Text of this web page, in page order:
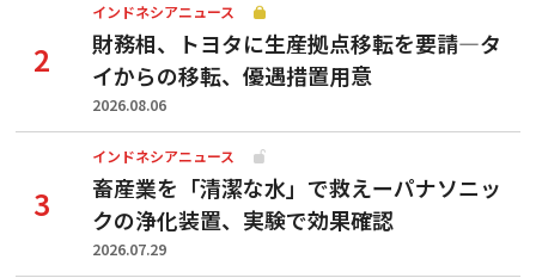
インドネシアニュース
財務相、トヨタに生産拠点移転を要請—タ
イからの移転、優遇措置用意
2026.08.06
インドネシアニュース
畜産業を「清潔な水」で救えーパナソニッ
クの浄化装置、実験で効果確認
2026.07.29